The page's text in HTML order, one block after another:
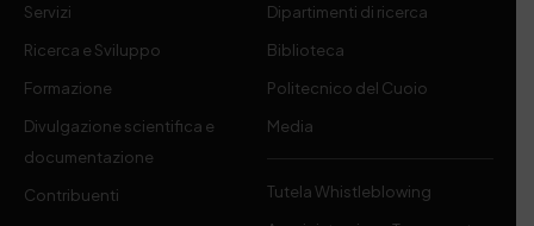
Servizi
Ricerca e Sviluppo
Formazione
Divulgazione scientifica e
documentazione
Contribuenti
Dipartimenti di ricerca
Biblioteca
Politecnico del Cuoio
Media
Tutela Whistleblowing